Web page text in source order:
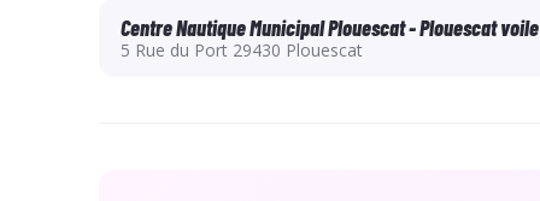
sportive. Un questionnaire de santé auto-
Centre Nautique Municipal Plouescat - Plouescat voile
5 Rue du Port 29430 Plouescat